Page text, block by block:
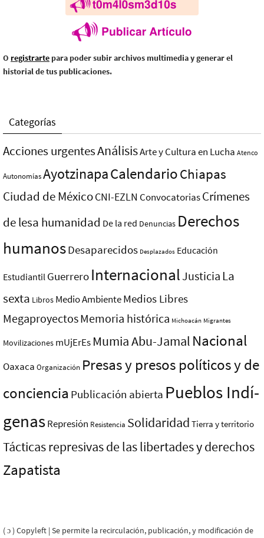
O registrarte para poder subir archivos multimedia y generar el
historial de tus publicaciones.
Categorías
Acciones urgentesAnálisisArte y Cultura en Lucha Atenco
AutonomíasAyotzinapaCalendarioChiapas
Ciudad de MéxicoCNI-EZLN ConvocatoriasCrímenes
de lesa humanidad De la red Denuncias Derechos
humanosDesaparecidos Desplazados Educación
Estudiantil Guerrero InternacionalJusticia La
sexta Libros Medio AmbienteMedios Libres
MegaproyectosMemoria histórica Michoacán Migrantes
Movilizaciones mUjErEs Mumia Abu-Jamal Nacional
Oaxaca Organización Presas y presos polí­ticos y de
conciencia Publicación abierta Pueblos Indí­
genasRepresión Resistencia Solidaridad Tierra y territorio
Tácticas represivas de las libertades y derechos
Zapatista
( ɔ ) Copyleft | Se permite la recirculación, publicación, y modificación de